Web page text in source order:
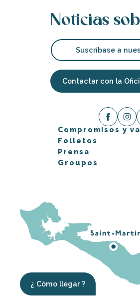
Noticias
Suscríbase a
Contactar con la
Compromisos y
Folletos
Prensa
Groupos
¿ Cómo llegar ?